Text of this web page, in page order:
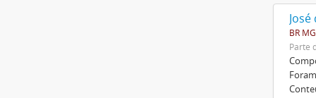
BR
Parte